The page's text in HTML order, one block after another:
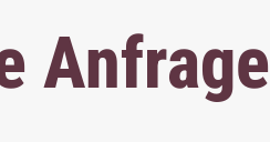
Anfrage